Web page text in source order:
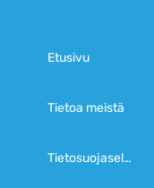
Etusivu
Tietoa meistä
Tietosuojaseloste